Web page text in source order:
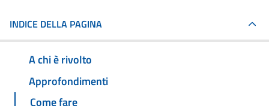
INDICE DELLA PAGINA
A chi è rivolto
Approfondimenti
Come fare